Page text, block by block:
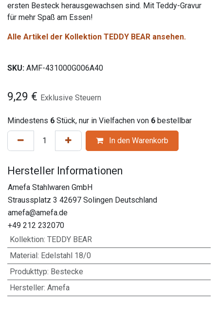
ersten Besteck herausgewachsen sind. Mit Teddy-Gravur
für mehr Spaß am Essen!
Alle Artikel der Kollektion TEDDY BEAR ansehen.
SKU: AMF-431000G006A40
9,29 € Exklusive Steuern
Mindestens 6 Stück, nur in Vielfachen von 6 bestellbar
In den Warenkorb
Hersteller Informationen
Amefa Stahlwaren GmbH
Straussplatz 3 42697 Solingen Deutschland
amefa@amefa.de
+49 212 232070
Kollektion: TEDDY BEAR
Material: Edelstahl 18/0
Produkttyp: Bestecke
Hersteller: Amefa